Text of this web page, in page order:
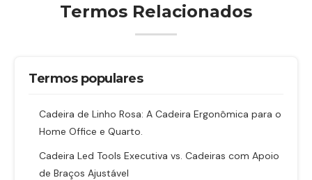
Termos Relacionados
Termos populares
Cadeira de Linho Rosa: A Cadeira Ergonômica para o
Home Office e Quarto.
Cadeira Led Tools Executiva vs. Cadeiras com Apoio
de Braços Ajustável